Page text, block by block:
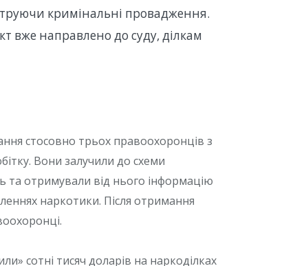
кримінальні провадження.
вже направлено до суду, ділкам
стосовно трьох правоохоронців з
Вони залучили до схеми
та отримували від нього інформацію
наркотики. Після отримання